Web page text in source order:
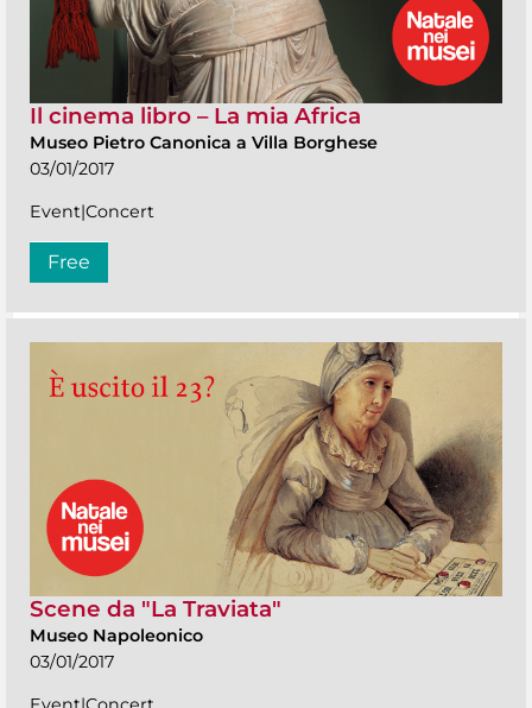
Il cinema libro – La mia Africa
Museo Pietro Canonica a Villa Borghese
03/01/2017
Event|Concert
Free
Scene da "La Traviata"
Museo Napoleonico
03/01/2017